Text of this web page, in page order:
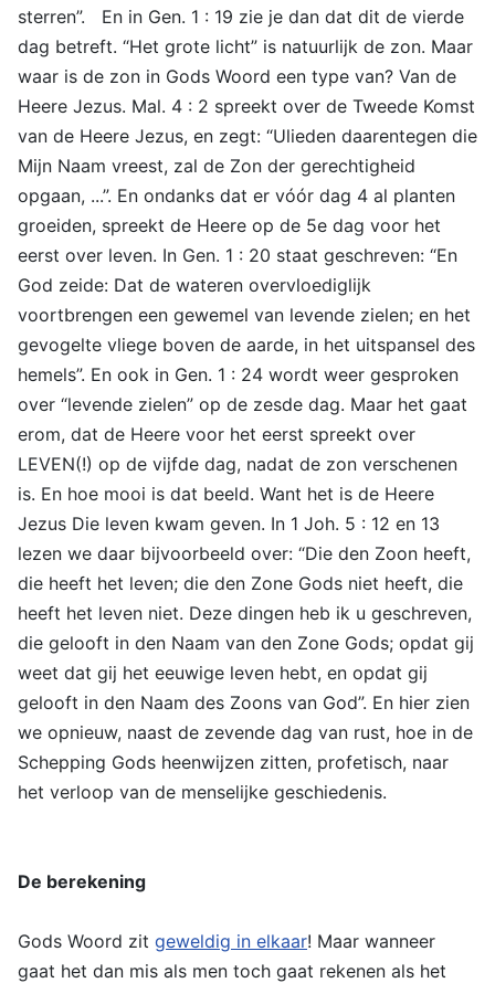
sterren”. En in Gen. 1 : 19 zie je dan dat dit de vierde
dag betreft. “Het grote licht” is natuurlijk de zon. Maar
waar is de zon in Gods Woord een type van? Van de
Heere Jezus. Mal. 4 : 2 spreekt over de Tweede Komst
van de Heere Jezus, en zegt: “Ulieden daarentegen die
Mijn Naam vreest, zal de Zon der gerechtigheid
opgaan, ...”. En ondanks dat er vóór dag 4 al planten
groeiden, spreekt de Heere op de 5e dag voor het
eerst over leven. In Gen. 1 : 20 staat geschreven: “En
God zeide: Dat de wateren overvloediglijk
voortbrengen een gewemel van levende zielen; en het
gevogelte vliege boven de aarde, in het uitspansel des
hemels”. En ook in Gen. 1 : 24 wordt weer gesproken
over “levende zielen” op de zesde dag. Maar het gaat
erom, dat de Heere voor het eerst spreekt over
LEVEN(!) op de vijfde dag, nadat de zon verschenen
is. En hoe mooi is dat beeld. Want het is de Heere
Jezus Die leven kwam geven. In 1 Joh. 5 : 12 en 13
lezen we daar bijvoorbeeld over: “Die den Zoon heeft,
die heeft het leven; die den Zone Gods niet heeft, die
heeft het leven niet. Deze dingen heb ik u geschreven,
die gelooft in den Naam van den Zone Gods; opdat gij
weet dat gij het eeuwige leven hebt, en opdat gij
gelooft in den Naam des Zoons van God”. En hier zien
we opnieuw, naast de zevende dag van rust, hoe in de
Schepping Gods heenwijzen zitten, profetisch, naar
het verloop van de menselijke geschiedenis.
De berekening
Gods Woord zit geweldig in elkaar! Maar wanneer
gaat het dan mis als men toch gaat rekenen als het